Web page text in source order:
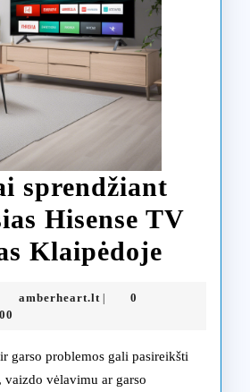
sprendžiant
Hisense TV
Klaipėdoje
amberheart.ltamberheart.lt
0
vėlavimu ar garso